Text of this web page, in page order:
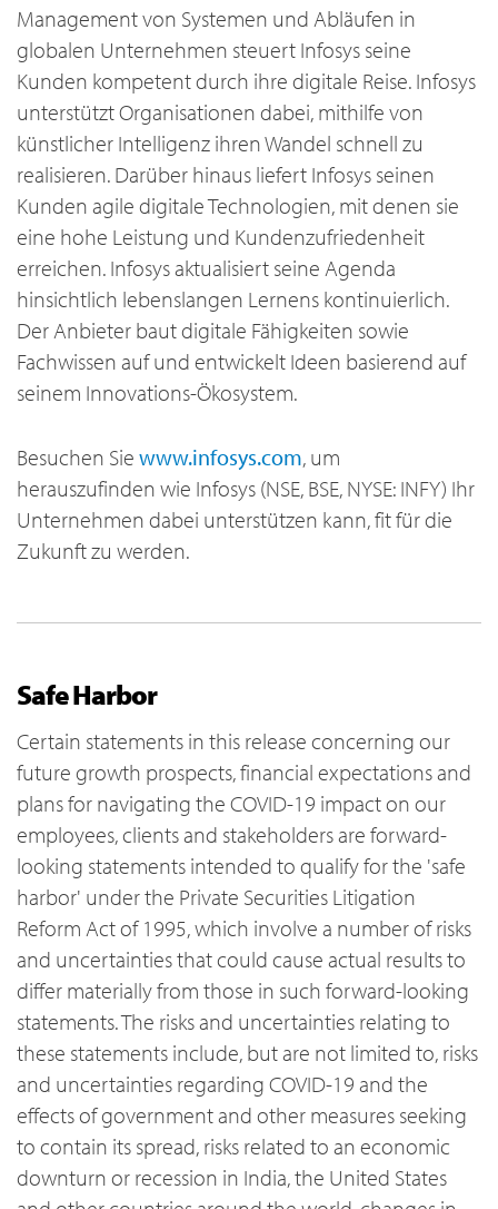
Management von Systemen und Abläufen in
globalen Unternehmen steuert Infosys seine
Kunden kompetent durch ihre digitale Reise. Infosys
unterstützt Organisationen dabei, mithilfe von
künstlicher Intelligenz ihren Wandel schnell zu
realisieren. Darüber hinaus liefert Infosys seinen
Kunden agile digitale Technologien, mit denen sie
eine hohe Leistung und Kundenzufriedenheit
erreichen. Infosys aktualisiert seine Agenda
hinsichtlich lebenslangen Lernens kontinuierlich.
Der Anbieter baut digitale Fähigkeiten sowie
Fachwissen auf und entwickelt Ideen basierend auf
seinem Innovations-Ökosystem.
Besuchen Sie www.infosys.com, um
herauszufinden wie Infosys (NSE, BSE, NYSE: INFY) Ihr
Unternehmen dabei unterstützen kann, fit für die
Zukunft zu werden.
Safe Harbor
Certain statements in this release concerning our
future growth prospects, financial expectations and
plans for navigating the COVID-19 impact on our
employees, clients and stakeholders are forward-
looking statements intended to qualify for the 'safe
harbor' under the Private Securities Litigation
Reform Act of 1995, which involve a number of risks
and uncertainties that could cause actual results to
differ materially from those in such forward-looking
statements. The risks and uncertainties relating to
these statements include, but are not limited to, risks
and uncertainties regarding COVID-19 and the
effects of government and other measures seeking
to contain its spread, risks related to an economic
downturn or recession in India, the United States